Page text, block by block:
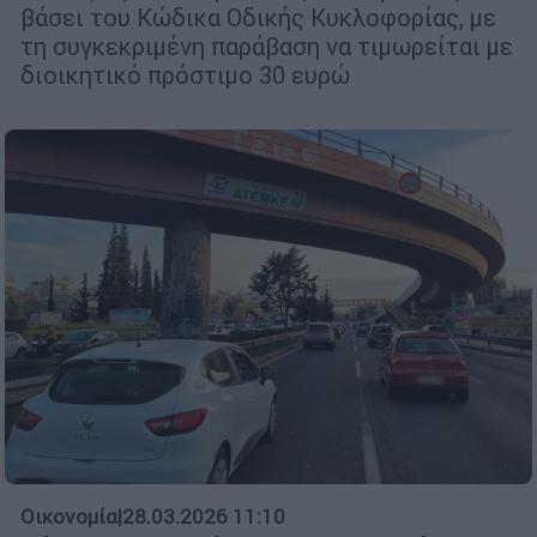
βάσει του Κώδικα Οδικής Κυκλοφορίας, με
τη συγκεκριμένη παράβαση να τιμωρείται με
διοικητικό πρόστιμο 30 ευρώ
Οικονομία|28.03.2026 11:10